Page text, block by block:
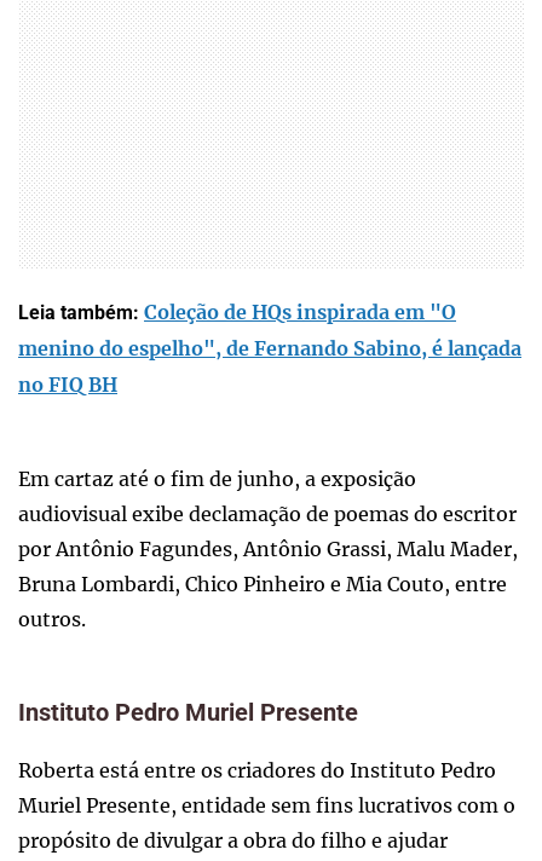
Leia também: Coleção de HQs inspirada em "O
menino do espelho", de Fernando Sabino, é lançada
no FIQ BH
Em cartaz até o fim de junho, a exposição
audiovisual exibe declamação de poemas do escritor
por Antônio Fagundes, Antônio Grassi, Malu Mader,
Bruna Lombardi, Chico Pinheiro e Mia Couto, entre
outros.
Instituto Pedro Muriel Presente
Roberta está entre os criadores do Instituto Pedro
Muriel Presente, entidade sem fins lucrativos com o
propósito de divulgar a obra do filho e ajudar